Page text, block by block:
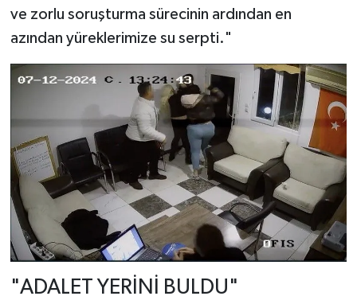
ve zorlu soruşturma sürecinin ardından en
azından yüreklerimize su serpti."
"ADALET YERİNİ BULDU"